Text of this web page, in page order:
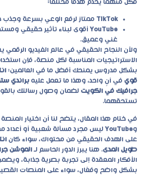
فكل منهما يخدم هدفًا مختلفًا:
TikTok ممتاز لرفع الوعي بسرعة وجذب
YouTube أقوى لبناء تأثير حقيقي
غني وعميق.
ولأن النجاح الحقيقي في عالم الفيديو
الاستراتيجيات المناسبة لكل منصة، فإن
بشكل مدروس يمنحك أفضل ما في العالمين:
قوي في آنٍ واحد، وهذا ما تعمل عليه براندي
جرافيك في الكويت لضمان وصول رسالتك
تستحقهما.
في ختام هذا المقال، يتضح لنا أن اختيار
وYouTube ليس مجرد مسألة شعبية أو أعداد
على الهدف الحقيقي من محتواك، سواء كان
طويل المدى. هنا يبرز الدور الحاسم لـالموشن
الأفكار المعقدة إلى تجربة بصرية جذابة،
بشكل واضح وفعّال، سواء على المنصات